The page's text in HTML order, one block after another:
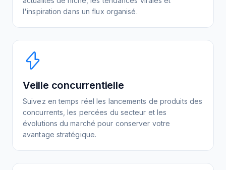
l'inspiration dans un flux organisé.
Veille concurrentielle
Suivez en temps réel les lancements de produits des
concurrents, les percées du secteur et les
évolutions du marché pour conserver votre
avantage stratégique.